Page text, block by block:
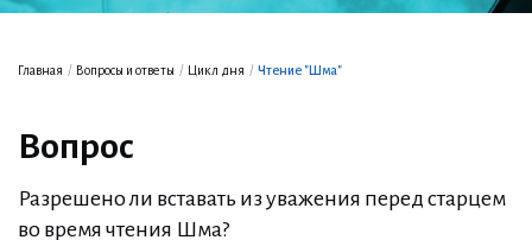
Главная / Вопросы и ответы / Цикл дня / Чтение "Шма"
Вопрос
Разрешено ли вставать из уважения перед старцем
во время чтения Шма?